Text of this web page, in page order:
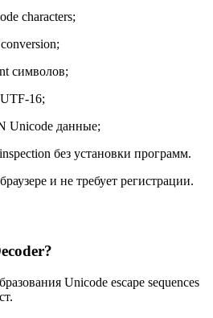
characters;
символов;
16;
Unicode данные;
без установки программ.
и не требует регистрации.
Unicode escape sequences